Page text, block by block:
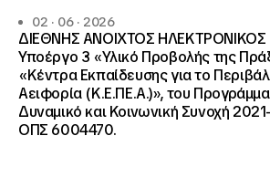
02 · 06 · 2026
ΔΙΕΘΝΗΣ ΑΝΟΙΧΤΟΣ ΗΛΕΚΤΡΟΝΙΚΟΣ
Υποέργο 3 «Υλικό Προβολής της
«Κέντρα Εκπαίδευσης για το
Αειφορία (Κ.Ε.ΠΕ.Α.)», του
Δυναμικό και Κοινωνική Συνοχή
ΟΠΣ 6004470.